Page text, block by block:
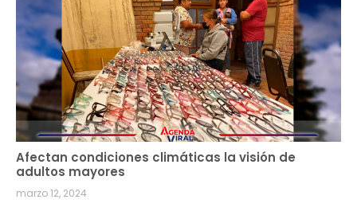
Afectan condiciones climáticas la visión de
adultos mayores
marzo 12, 2024